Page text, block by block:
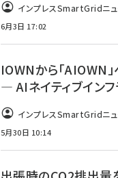
インプレスSmartGridニ
6月3日 17:02
IOWNから「AIOWN
― AIネイティブイン
インプレスSmartGridニ
5月30日 10:14